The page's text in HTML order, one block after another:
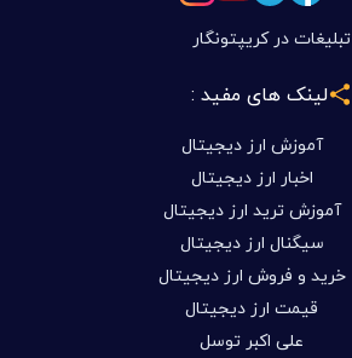
تبلیغات در کریپتونگار
لینک های مفید :
آموزش ارز دیجیتال
اخبار ارز دیجیتال
آموزش ترید ارز دیجیتال
سیگنال ارز دیجیتال
خرید و فروش ارز دیجیتال
قیمت ارز دیجیتال
علی اکبر توسل